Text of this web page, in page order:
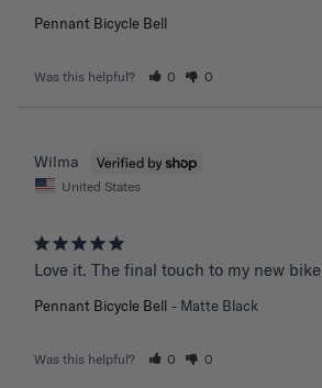
Pennant Bicycle Bell
Was this helpful? 0 0
Wilma
United States
Love it. The final touch to my new bike
Pennant Bicycle Bell Matte Black
Was this helpful? 0 0